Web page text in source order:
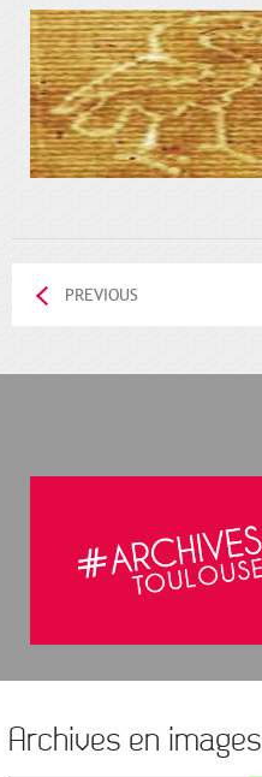
PREVIOUS
Archives en images